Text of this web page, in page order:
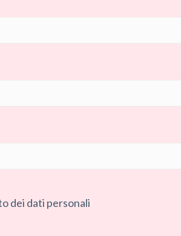
dei dati personali